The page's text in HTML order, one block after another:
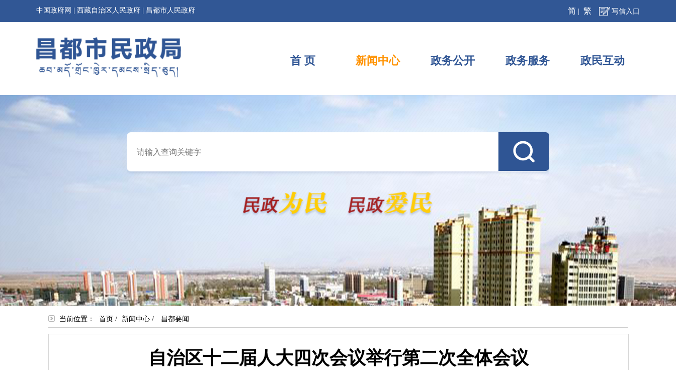
中国政府网 西藏自治区人民政府 昌都市人民政府 简 繁 写信入口
首 页 新闻中心 政务公开 政务服务 政民互动
当前位置： 首页 / 新闻中心 / 昌都要闻
自治区十二届人大四次会议举行第二次全体会议